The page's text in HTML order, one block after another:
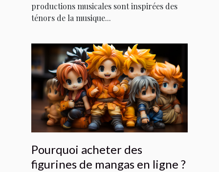
productions musicales sont inspirées des
ténors de la musique...
Pourquoi acheter des
figurines de mangas en ligne ?